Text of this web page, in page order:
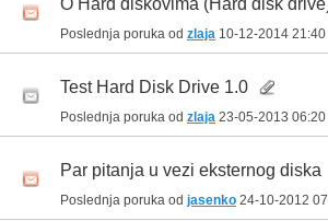
Poslednja poruka od zlaja 10-12-2014 21:40
Test Hard Disk Drive 1.0
Poslednja poruka od zlaja 23-05-2013 06:20
Par pitanja u vezi eksternog diska
Poslednja poruka od jasenko 24-10-2012